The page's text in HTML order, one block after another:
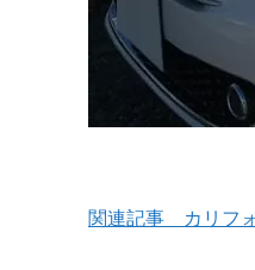
関連記事 カリフ